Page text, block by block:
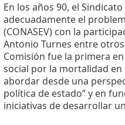
En los años 90, el
adecuadamente el
(CONASEV) con la
Antonio Turnes entre
Comisión fue la primera
social por la mortalidad
abordar desde una
política de estado” y en
iniciativas de desarrollar